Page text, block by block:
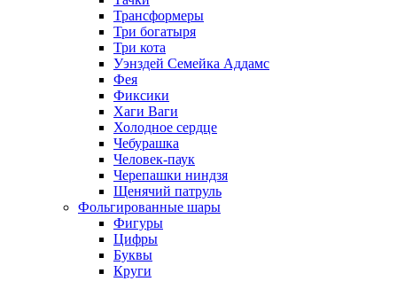
Трансформеры
Три богатыря
Три кота
Уэнздей Семейка Аддамс
Фея
Фиксики
Хаги Ваги
Холодное сердце
Чебурашка
Человек-паук
Черепашки ниндзя
Щенячий патруль
Фольгированные шары
Фигуры
Цифры
Буквы
Круги